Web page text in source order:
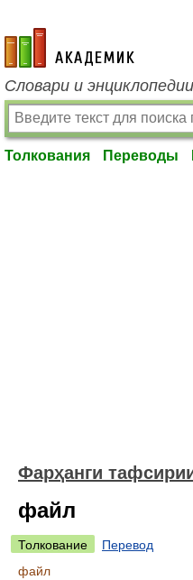
academic.ru
Словари и
Толкования Переводы
Фарҳанги
файл
Толкование
Перевод
файл